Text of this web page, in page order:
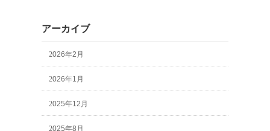
アーカイブ
2026年2月
2026年1月
2025年12月
2025年8月